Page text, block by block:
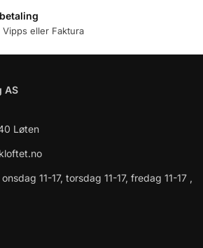
eller Faktura
AS
Løten
11-17, torsdag 11-17, fredag 11-17 ,